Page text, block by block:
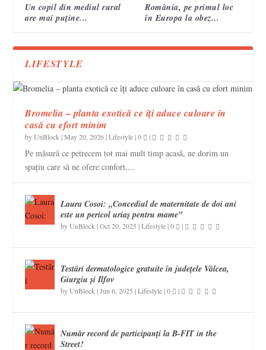
vascular cerebral 2
încheie a treia ediție.
Un copil din mediul rural
are mai puține...
România, pe primul loc
în Europa la obez...
LIFESTYLE
Bromelia – planta exotică ce îți aduce culoare în
casă cu efort minim
byUnBlock |May 20, 2026|Lifestyle|0 |
Pe măsură ce petrecem tot mai mult timp acasă, ne dorim un
spațiu care să ne ofere confort,...
Laura Cosoi: „Concediul de maternitate de doi ani
este un pericol uriaș pentru mame”
byUnBlock |Oct 20, 2025 |Lifestyle|0 |
Testări dermatologice gratuite în județele Vâlcea,
Giurgiu și Ilfov
byUnBlock |Jun 6, 2025 |Lifestyle|0 |
Număr record de participanţi la B-FIT in the
Street!